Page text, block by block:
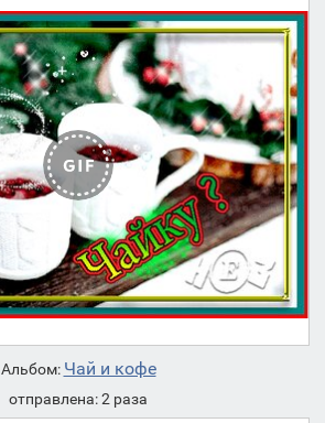
Альбом: Чай и кофе
отправлена: 2 раза